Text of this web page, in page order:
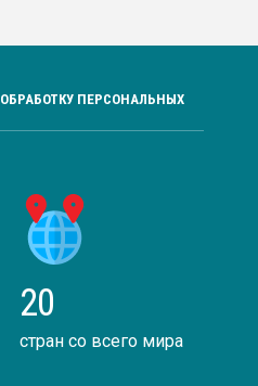
ПЕРСОНАЛЬНЫХ
20
стран со всего мира